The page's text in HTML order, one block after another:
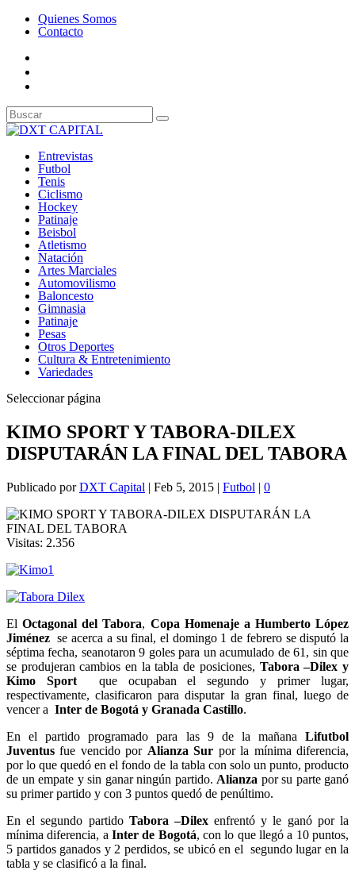
Quienes Somos
Contacto
Entrevistas
Futbol
Tenis
Ciclismo
Hockey
Patinaje
Beisbol
Atletismo
Natación
Artes Marciales
Automovilismo
Baloncesto
Gimnasia
Patinaje
Pesas
Otros Deportes
Cultura & Entretenimiento
Variedades
Seleccionar página
KIMO SPORT Y TABORA-DILEX
DISPUTARÁN LA FINAL DEL TABORA
Publicado porDXT Capital | Feb 5, 2015 | Futbol | 0
Visitas: 2.356
El Octagonal del Tabora, Copa Homenaje a Humberto López
Jiménez se acerca a su final, el domingo 1 de febrero se disputó la
séptima fecha, seanotaron 9 goles para un acumulado de 61, sin que
se produjeran cambios en la tabla de posiciones, Tabora –Dilex y
Kimo Sport que ocupaban el segundo y primer lugar,
respectivamente, clasificaron para disputar la gran final, luego de
vencer a Inter de Bogotá y Granada Castillo.
En el partido programado para las 9 de la mañana Lifutbol
Juventusfue vencido por Alianza Sur por la mínima diferencia,
por lo que quedó en el fondo de la tabla con solo un punto, producto
de un empate y sin ganar ningún partido. Alianza por su parte ganó
su primer partido y con 3 puntos quedó de penúltimo.
En el segundo partido Tabora –Dilexenfrentó y le ganó por la
mínima diferencia, a Inter de Bogotá, con lo que llegó a 10 puntos,
5 partidos ganados y 2 perdidos, se ubicó en el segundo lugar en la
tabla y se clasificó a la final.